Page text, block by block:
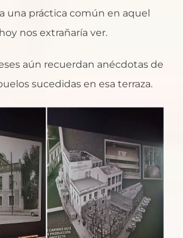
una práctica común en aquel
nos extrañaría ver.
aún recuerdan anécdotas de
sucedidas en esa terraza.